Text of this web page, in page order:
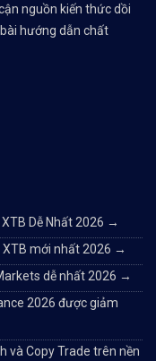
nguồn kiến thức dồi
hướng dẫn chất
Dễ Nhất 2026 →
mới nhất 2026 →
dễ nhất 2026 →
2026 được giảm
và Copy Trade trên nền